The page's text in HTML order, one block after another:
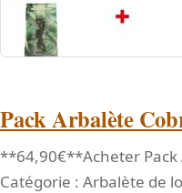
Pack Arbalète
**64,90€**Acheter Pack
Catégorie : Arbalète de